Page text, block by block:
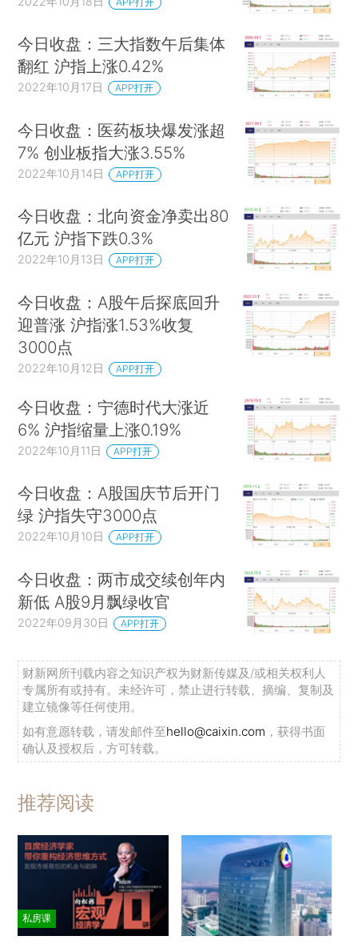
今日收盘：三大指数午后集体
翻红 沪指上涨0.42%
2022年10月17日 APP打开
今日收盘：医药板块爆发涨超
7% 创业板指大涨3.55%
2022年10月14日 APP打开
今日收盘：北向资金净卖出80
亿元 沪指下跌0.3%
2022年10月13日 APP打开
今日收盘：A股午后探底回升
迎普涨 沪指涨1.53%收复
3000点
2022年10月12日 APP打开
今日收盘：宁德时代大涨近
6% 沪指缩量上涨0.19%
2022年10月11日 APP打开
今日收盘：A股国庆节后开门
绿 沪指失守3000点
2022年10月10日 APP打开
今日收盘：两市成交续创年内
新低 A股9月飘绿收官
2022年09月30日 APP打开
财新网所刊载内容之知识产权为财新传媒及/或相关权利人
专属所有或持有。未经许可，禁止进行转载、摘编、复制及
建立镜像等任何使用。
如有意愿转载，请发邮件至hello@caixin.com ，获得书面
确认及授权后，方可转载。
推荐阅读
私房课